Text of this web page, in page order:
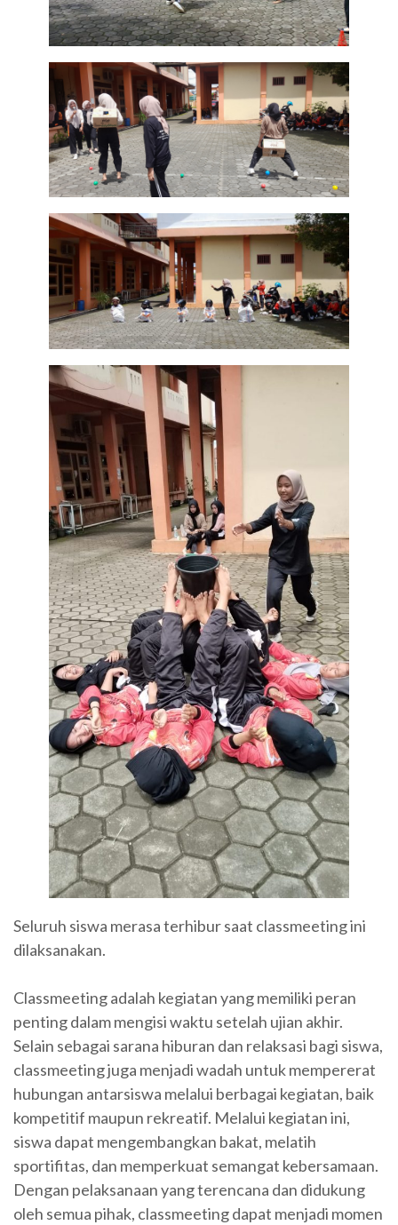
Seluruh siswa merasa terhibur saat classmeeting ini
dilaksanakan.
Classmeeting adalah kegiatan yang memiliki peran
penting dalam mengisi waktu setelah ujian akhir.
Selain sebagai sarana hiburan dan relaksasi bagi siswa,
classmeeting juga menjadi wadah untuk mempererat
hubungan antarsiswa melalui berbagai kegiatan, baik
kompetitif maupun rekreatif. Melalui kegiatan ini,
siswa dapat mengembangkan bakat, melatih
sportifitas, dan memperkuat semangat kebersamaan.
Dengan pelaksanaan yang terencana dan didukung
oleh semua pihak, classmeeting dapat menjadi momen